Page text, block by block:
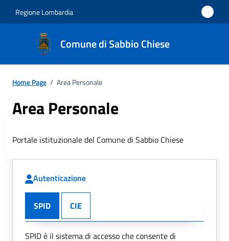
Regione Lombardia
Comune di Sabbio Chiese
Home Page / Area Personale
Area Personale
Portale istituzionale del Comune di Sabbio Chiese
Autenticazione
SPID CIE
SPID è il sistema di accesso che consente di